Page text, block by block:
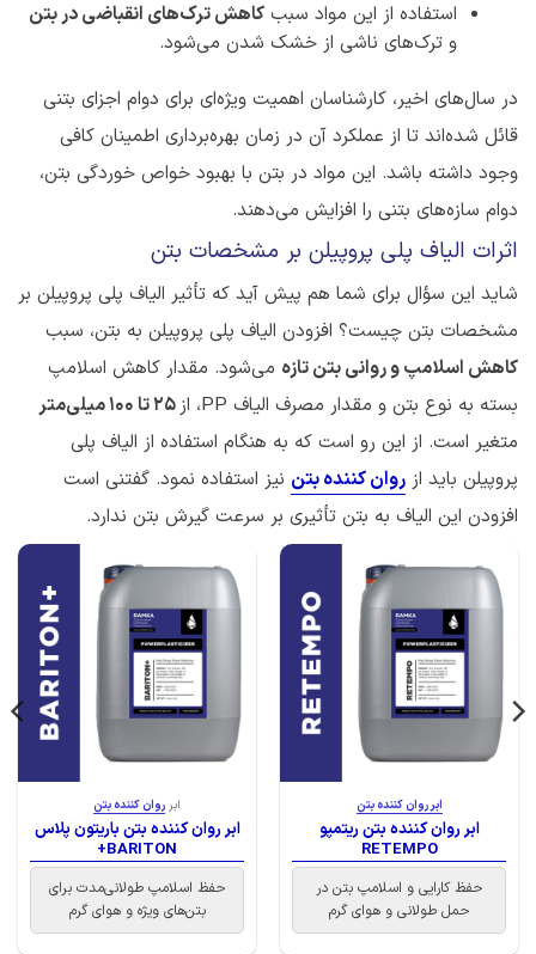
استفاده از این مواد سببکاهش ترک‌های انقباضی در بتن
و ترک‌های ناشی از خشک شدن می‌شود.
در سال‌های اخیر، کارشناسان اهمیت ویژه‌ای برای دوام اجزای بتنی
قائل شده‌اند تا از عملکرد آن در زمان بهره‌برداری اطمینان کافی
وجود داشته باشد. این مواد در بتن با بهبود خواص خوردگی بتن،
دوام سازه‌های بتنی را افزایش می‌دهند.
اثرات الیاف پلی پروپیلن بر مشخصات بتن
شاید این سؤال برای شما هم پیش آید که تأثیر الیاف پلی پروپیلن بر
مشخصات بتن چیست؟ افزودن الیاف پلی پروپیلن به بتن، سبب
کاهش اسلامپ و روانی بتن تازه می‌شود. مقدار کاهش اسلامپ
بسته به نوع بتن و مقدار مصرف الیاف PP، از
متغیر است. از این رو است که به هنگام استفاده از الیاف پلی
پروپیلن باید از روان کننده بتن نیز استفاده نمود. گفتنی است
افزودن این الیاف به بتن تأثیری بر سرعت گیرش بتن ندارد.
ابر روان کننده بتن
ابر روان کننده بتن ریتمپو
RETEMPO
حفظ کارایی و اسلامپ بتن در
حمل طولانی و هوای گرم
ابر روان کننده بتن
ابر روان کننده بتن باریتون پلاس
BARITON+
حفظ اسلامپ طولانی‌مدت برای
بتن‌های ویژه و هوای گرم